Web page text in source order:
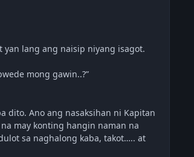
yan lang ang naisip niyang isagot.
mong gawin..?”
dito. Ano ang nasaksihan ni Kapitan
may konting hangin naman na
sa naghalong kaba, takot….. at